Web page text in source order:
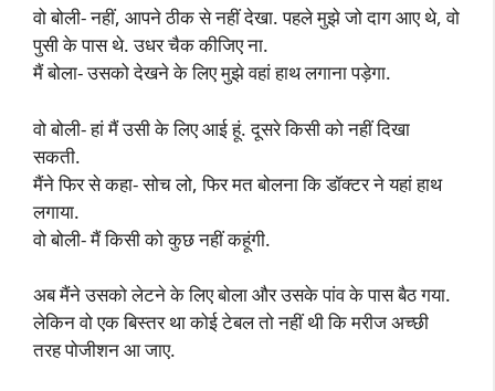
वो बोली- नहीं, आपने ठीक से नहीं देखा. पहले मुझे जो दाग आए थे, वो
पुसी के पास थे. उधर चैक कीजिए ना.
मैं बोला- उसको देखने के लिए मुझे वहां हाथ लगाना पड़ेगा.
वो बोली- हां मैं उसी के लिए आई हूं. दूसरे किसी को नहीं दिखा
सकती.
मैंने फिर से कहा- सोच लो, फिर मत बोलना कि डॉक्टर ने यहां हाथ
लगाया.
वो बोली- मैं किसी को कुछ नहीं कहूंगी.
अब मैंने उसको लेटने के लिए बोला और उसके पांव के पास बैठ गया.
लेकिन वो एक बिस्तर था कोई टेबल तो नहीं थी कि मरीज अच्छी
तरह पोजीशन आ जाए.